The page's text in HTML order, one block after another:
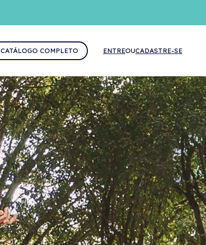
CATÁLOGO COMPLETO ENTREOUCADASTRE-SE